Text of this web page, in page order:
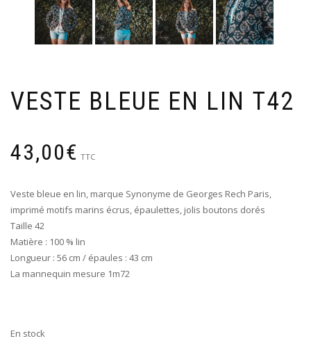
VESTE BLEUE EN LIN T42
43,00€ TTC
Veste bleue en lin, marque Synonyme de Georges Rech Paris,
imprimé motifs marins écrus, épaulettes, jolis boutons dorés
Taille 42
Matière : 100 % lin
Longueur : 56 cm / épaules : 43 cm
La mannequin mesure 1m72
En stock